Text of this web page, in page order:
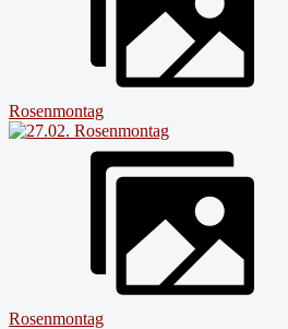
Rosenmontag
Rosenmontag